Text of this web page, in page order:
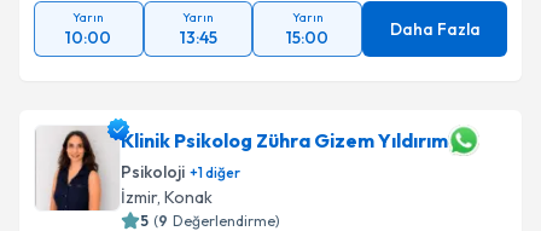
Yarın
10:00
Yarın
13:45
Yarın
15:00 Daha Fazla
Klinik Psikolog Zühra Gizem Yıldırım
Psikoloji +1diğer
İzmir, Konak
5 (9 Değerlendirme)